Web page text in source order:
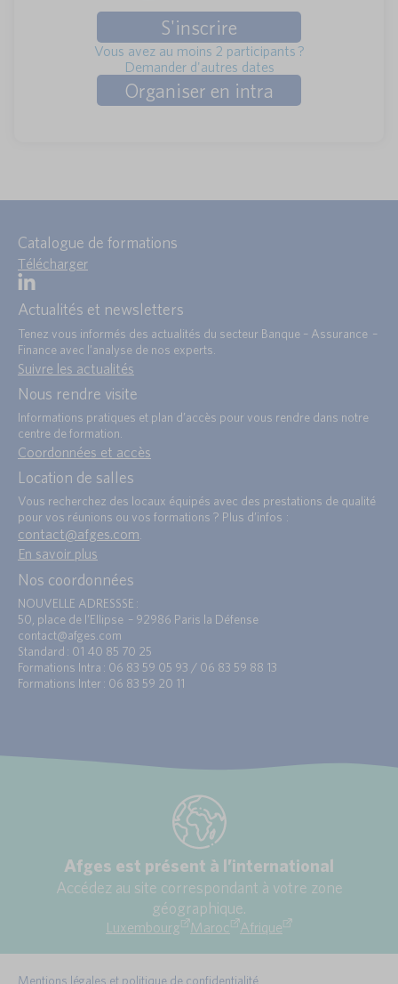
S'inscrire
Vous avez au moins 2 participants ?
Demander d'autres dates
Organiser en intra
Catalogue de formations
Télécharger
Actualités et newsletters
Tenez vous informés des actualités du secteur Banque – Assurance –
Finance avec l’analyse de nos experts.
Suivre les actualités
Nous rendre visite
Informations pratiques et plan d’accès pour vous rendre dans notre
centre de formation.
Coordonnées et accès
Location de salles
Vous recherchez des locaux équipés avec des prestations de qualité
pour vos réunions ou vos formations ? Plus d’infos :
contact@afges.com.
En savoir plus
Nos coordonnées
NOUVELLE ADRESSSE :
50, place de l’Ellipse – 92986 Paris la Défense
contact@afges.com
Standard : 01 40 85 70 25
Formations Intra : 06 83 59 05 93 / 06 83 59 88 13
Formations Inter : 06 83 59 20 11
Afges est présent à l’international
Accédez au site correspondant à votre zone
géographique.
Luxembourg Maroc Afrique
Mentions légales et politique de confidentialité